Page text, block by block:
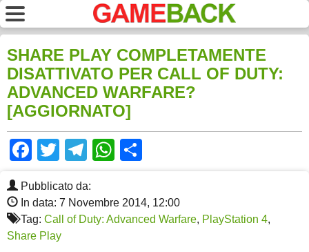
SHARE PLAY COMPLETAMENTE
DISATTIVATO PER CALL OF DUTY:
ADVANCED WARFARE?
[AGGIORNATO]
Facebook
TwitterTelegram
WhatsApp
Pubblicato da:
In data: 7 Novembre 2014, 12:00
Tag: Call of Duty: Advanced Warfare, PlayStation 4,
Share Play